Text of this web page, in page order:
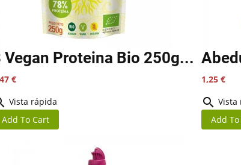
Vegan Proteina Bio 250g...
€
Vista rápida
Add To Cart
Precio
1,25 €
 Vista
Add